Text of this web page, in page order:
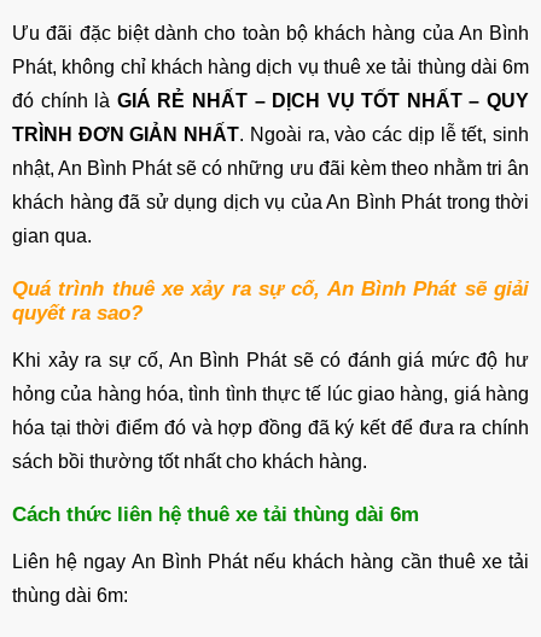
Ưu đãi đặc biệt dành cho toàn bộ khách hàng của An Bình
Phát, không chỉ khách hàng dịch vụ thuê xe tải thùng dài 6m
đó chính là GIÁ RẺ NHẤT – DỊCH VỤ TỐT NHẤT – QUY
TRÌNH ĐƠN GIẢN NHẤT. Ngoài ra, vào các dịp lễ tết, sinh
nhật, An Bình Phát sẽ có những ưu đãi kèm theo nhằm tri ân
khách hàng đã sử dụng dịch vụ của An Bình Phát trong thời
gian qua.
Quá trình thuê xe xảy ra sự cố, An Bình Phát sẽ giải
quyết ra sao?
Khi xảy ra sự cố, An Bình Phát sẽ có đánh giá mức độ hư
hỏng của hàng hóa, tình tình thực tế lúc giao hàng, giá hàng
hóa tại thời điểm đó và hợp đồng đã ký kết để đưa ra chính
sách bồi thường tốt nhất cho khách hàng.
Cách thức liên hệ thuê xe tải thùng dài 6m
Liên hệ ngay An Bình Phát nếu khách hàng cần thuê xe tải
thùng dài 6m: